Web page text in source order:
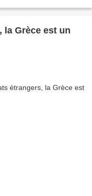
la Grèce est un